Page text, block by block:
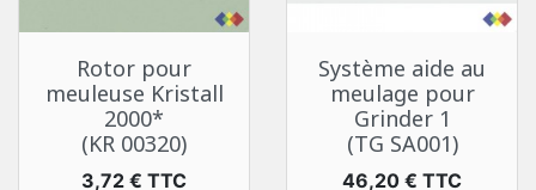
Rotor pour
meuleuse Kristall
2000*
(KR 00320)
Prix
3,72 € TTC
Système aide au
meulage pour
Grinder 1
(TG SA001)
Prix
46,20 € TTC